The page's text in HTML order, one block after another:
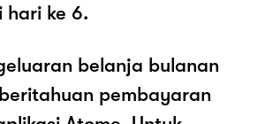
hari ke 6.
belanja bulanan
pembayaran